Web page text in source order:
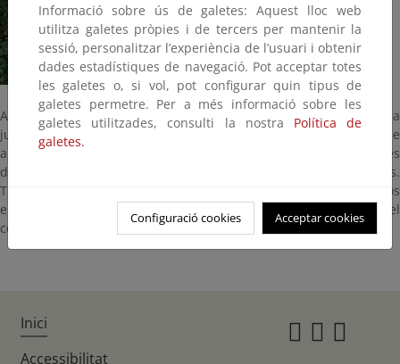
Arbusto leguminoso fuertemente espinoso. Florece de marzo a
junio con vistosas y abundantes flores amarillas. Es una especie
abundante en el matorral mediterráneo, ocupando los lugares
degradados por talas o quemas de encinares o alcornocales.
Tradicionalmente ha sido utilizado como combustible, y colocados
en las cercas de fincas y corrales servia como refuerzo del
cerramiento por su carácter espinoso.
Informació sobre ús de galetes: Aquest lloc web
utilitza galetes pròpies i de tercers per mantenir la
sessió, personalitzar l’experiència de l’usuari i obtenir
dades estadístiques de navegació. Pot acceptar totes
les galetes o, si vol, pot configurar quin tipus de
galetes permetre. Per a més informació sobre les
galetes utilitzades, consulti la nostra Política de
galetes.
Configuració cookies Acceptar cookies
Inici
Accessibilitat